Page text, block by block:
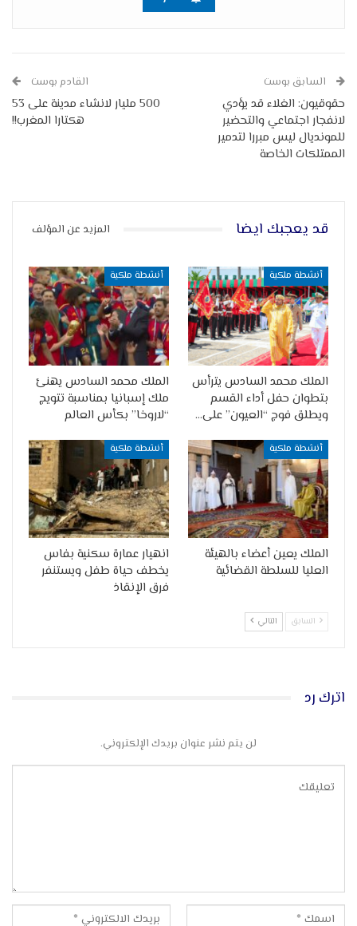
السابق بوست
حقوقيون: الغلاء قد يؤدي
لانفجار اجتماعي والتحضير
للمونديال ليس مبررا لتدمير
الممتلكات الخاصة
القادم بوست
500 مليار لانشاء مدينة على 53
هكتارا المغرب!!
قد يعجبك ايضا المزيد عن المؤلف
أنشطة ملكية
الملك محمد السادس يترأس
بتطوان حفل أداء القسم
ويطلق فوج “العيون” على…
أنشطة ملكية
الملك محمد السادس يهنئ
ملك إسبانيا بمناسبة تتويج
“لاروخا” بكأس العالم
أنشطة ملكية
الملك يعين أعضاء بالهيئة
العليا للسلطة القضائية
أنشطة ملكية
انهيار عمارة سكنية بفاس
يخطف حياة طفل ويستنفر
فرق الإنقاذ
السابق التالي
اترك رد
لن يتم نشر عنوان بريدك الإلكتروني.